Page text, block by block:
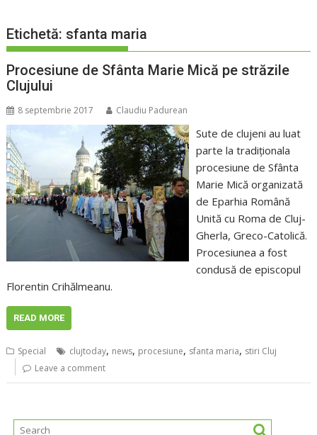
Etichetă: sfanta maria
Procesiune de Sfânta Marie Mică pe străzile
Clujului
8 septembrie 2017 Claudiu Padurean
Sute de clujeni au luat
parte la tradiţionala
procesiune de Sfânta
Marie Mică organizată
de Eparhia Română
Unită cu Roma de Cluj-
Gherla, Greco-Catolică.
Procesiunea a fost
condusă de episcopul
Florentin Crihălmeanu.
READ MORE
Special clujtoday, news, procesiune, sfanta maria, stiri Cluj
Leave a comment